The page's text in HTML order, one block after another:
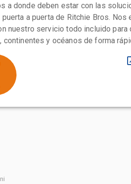
a donde deben estar con las
a puerta de Ritchie Bros. Nos
nuestro servicio todo incluido para
continentes y océanos de forma